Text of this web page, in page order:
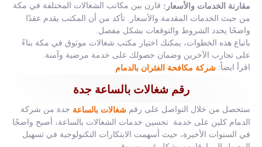
مقارنة الخدمات والأسعار: قارن بين مكاتب الشغالات المختلفة في مكة
من حيث الخدمات المقدمة والأسعار. تأكد من أن المكتب يقدم عقدًا
واضحًا يحدد الشروط والتوقعات بشكل مفصل.
باتباع هذه الخطوات، يمكنك اختيار مكتب شغالات موثوق في مكة بناءً
على تجارب الآخرين وضمان حصولك على خدمة مرضية وآمنة.
اقرأ ايضاً: شركة مكافحة الفئران بالدمام
رقم شغالات بالساعة جدة
ستحصل من خلال التواصل على رقم شغالات بالساعة جدة من شركة
الدمام كلين على خدمة تحسين خدمات الشغالات بالساعة، أصبح واضحًا
في السنوات الأخيرة، حيث أسهمت الابتكارات التكنولوجية في تسهيل